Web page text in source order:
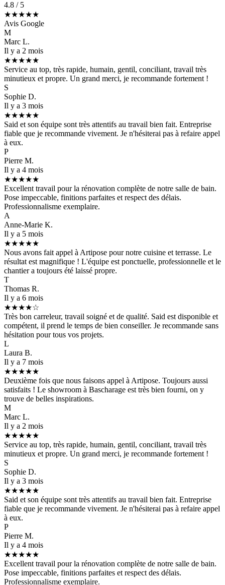
4.8 / 5
★★★★★
Avis Google
M
Marc L.
Il y a 2 mois
★★★★★
Service au top, très rapide, humain, gentil, conciliant, travail très
minutieux et propre. Un grand merci, je recommande fortement !
S
Sophie D.
Il y a 3 mois
★★★★★
Said et son équipe sont très attentifs au travail bien fait. Entreprise
fiable que je recommande vivement. Je n'hésiterai pas à refaire appel
à eux.
P
Pierre M.
Il y a 4 mois
★★★★★
Excellent travail pour la rénovation complète de notre salle de bain.
Pose impeccable, finitions parfaites et respect des délais.
Professionnalisme exemplaire.
A
Anne-Marie K.
Il y a 5 mois
★★★★★
Nous avons fait appel à Artipose pour notre cuisine et terrasse. Le
résultat est magnifique ! L'équipe est ponctuelle, professionnelle et le
chantier a toujours été laissé propre.
T
Thomas R.
Il y a 6 mois
★★★★☆
Très bon carreleur, travail soigné et de qualité. Said est disponible et
compétent, il prend le temps de bien conseiller. Je recommande sans
hésitation pour tous vos projets.
L
Laura B.
Il y a 7 mois
★★★★★
Deuxième fois que nous faisons appel à Artipose. Toujours aussi
satisfaits ! Le showroom à Bascharage est très bien fourni, on y
trouve de belles inspirations.
M
Marc L.
Il y a 2 mois
★★★★★
Service au top, très rapide, humain, gentil, conciliant, travail très
minutieux et propre. Un grand merci, je recommande fortement !
S
Sophie D.
Il y a 3 mois
★★★★★
Said et son équipe sont très attentifs au travail bien fait. Entreprise
fiable que je recommande vivement. Je n'hésiterai pas à refaire appel
à eux.
P
Pierre M.
Il y a 4 mois
★★★★★
Excellent travail pour la rénovation complète de notre salle de bain.
Pose impeccable, finitions parfaites et respect des délais.
Professionnalisme exemplaire.